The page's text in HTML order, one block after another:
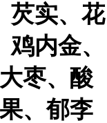
芡实、花
内金、
枣、酸
、郁李